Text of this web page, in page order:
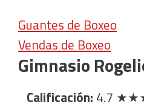
Guantes de Boxeo
Vendas de Boxeo
Gimnasio
Calificación: 4.7